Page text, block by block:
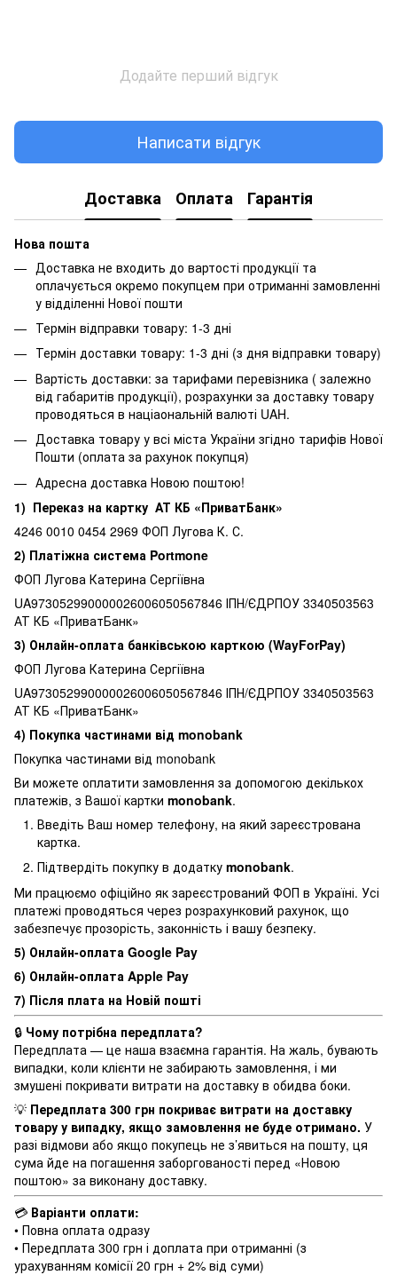
Додайте перший відгук
Написати відгук
Доставка Оплата Гарантія
Нова пошта
Доставка не входить до вартості продукції та
оплачується окремо покупцем при отриманні замовленні
у відділенні Нової пошти
Термін відправки товару: 1-3 дні
Термін доставки товару: 1-3 дні (з дня відправки товару)
Вартість доставки: за тарифами перевізника ( залежно
від габаритів продукції), розрахунки за доставку товару
проводяться в націаональній валюті UAH.
Доставка товару у всі міста України згідно тарифів Нової
Пошти (оплата за рахунок покупця)
Адресна доставка Новою поштою!
1) Переказ на картку АТ КБ «ПриватБанк»
4246 0010 0454 2969 ФОП Лугова К. С.
2) Платіжна система Portmone
ФОП Лугова Катерина Сергіївна
UA973052990000026006050567846 ІПН/ЄДРПОУ 3340503563
АТ КБ «ПриватБанк»
3) Онлайн-оплата банківською карткою (WayForPay)
ФОП Лугова Катерина Сергіївна
UA973052990000026006050567846 ІПН/ЄДРПОУ 3340503563
АТ КБ «ПриватБанк»
4) Покупка частинами від monobank
Покупка частинами від monobank
Ви можете оплатити замовлення за допомогою декількох
платежів, з Вашої картки monobank.
Введіть Ваш номер телефону, на який зареєстрована
картка.
Підтвердіть покупку в додатку monobank.
Ми працюємо офіційно як зареєстрований ФОП в Україні. Усі
платежі проводяться через розрахунковий рахунок, що
забезпечує прозорість, законність і вашу безпеку.
5) Онлайн-оплата Google Pay
6) Онлайн-оплата Apple Pay
7) Після плата на Новій пошті
🔒 Чому потрібна передплата?
Передплата — це наша взаємна гарантія. На жаль, бувають
випадки, коли клієнти не забирають замовлення, і ми
змушені покривати витрати на доставку в обидва боки.
💡 Передплата 300 грн покриває витрати на доставку
товару у випадку, якщо замовлення не буде отримано. У
разі відмови або якщо покупець не з’явиться на пошту, ця
сума йде на погашення заборгованості перед «Новою
поштою» за виконану доставку.
💳 Варіанти оплати:
• Повна оплата одразу
• Передплата 300 грн і доплата при отриманні (з
урахуванням комісії 20 грн + 2% від суми)